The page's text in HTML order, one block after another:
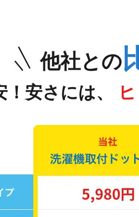
他社との
安さには、